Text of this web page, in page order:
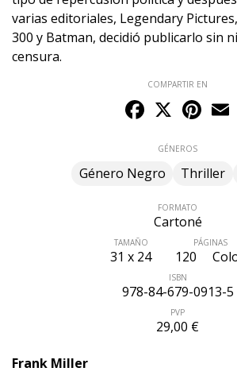
varias editoriales, Legendary
300 y Batman, decidió publicarlo sin
censura.
COMPARTIR EN
Facebook
X
GÉNEROS
Género Negro Thriller
FORMATO
Cartoné
TAMAÑO
31 x 24
PÁGINAS
120
ISBN
978-84-679-0913-5
PVP
29,00 €
Frank Miller